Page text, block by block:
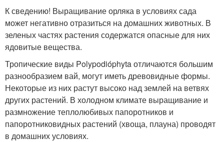
К сведению! Выращивание орляка в условиях сада
может негативно отразиться на домашних животных. В
зеленых частях растения содержатся опасные для них
ядовитые вещества.
Тропические виды Polypodióphyta отличаются большим
разнообразием вай, могут иметь древовидные формы.
Некоторые из них растут высоко над землей на ветвях
других растений. В холодном климате выращивание и
размножение теплолюбивых папоротников и
папоротниковидных растений (хвоща, плауна) проводят
в домашних условиях.